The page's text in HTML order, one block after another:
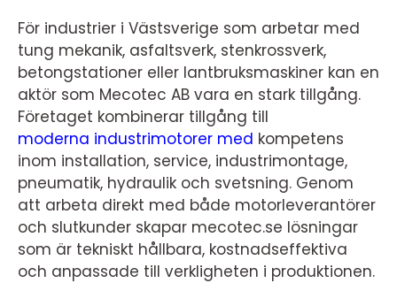
För industrier i Västsverige som arbetar med
tung mekanik, asfaltsverk, stenkrossverk,
betongstationer eller lantbruksmaskiner kan en
aktör som Mecotec AB vara en stark tillgång.
Företaget kombinerar tillgång till
moderna industrimotorer med kompetens
inom installation, service, industrimontage,
pneumatik, hydraulik och svetsning. Genom
att arbeta direkt med både motorleverantörer
och slutkunder skapar mecotec.se lösningar
som är tekniskt hållbara, kostnadseffektiva
och anpassade till verkligheten i produktionen.